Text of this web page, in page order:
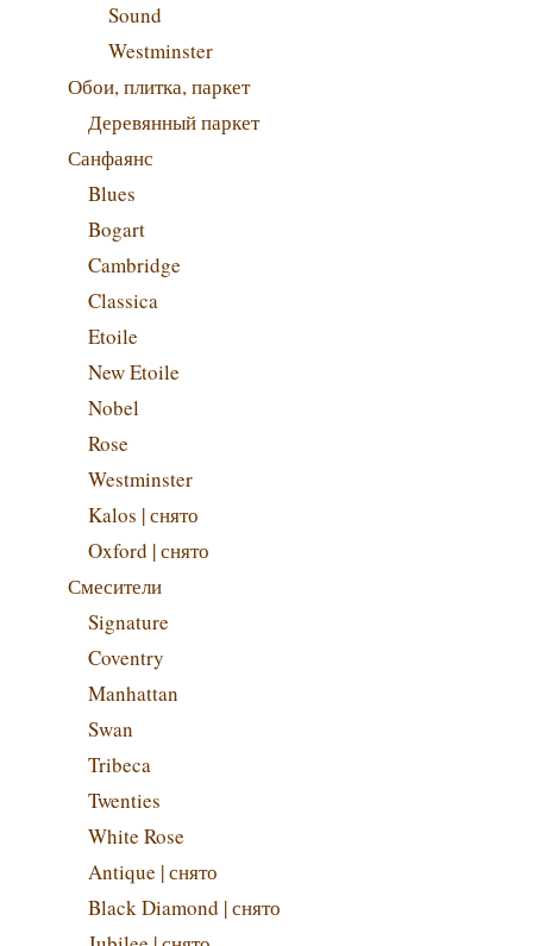
Sound
Westminster
Обои, плитка, паркет
Деревянный паркет
Санфаянс
Blues
Bogart
Cambridge
Classica
Etoile
New Etoile
Nobel
Rose
Westminster
Kalos | снято
Oxford | снято
Смесители
Signature
Coventry
Manhattan
Swan
Tribeca
Twenties
White Rose
Antique | снято
Black Diamond | снято